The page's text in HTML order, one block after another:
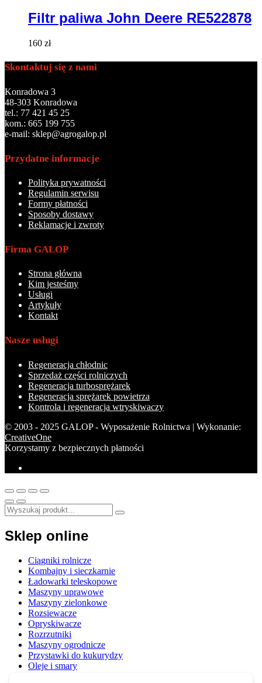
Filtr paliwa John Deere RE522878
160 zł
Skontaktuj się z nami
Konradowa 3
48-303 Konradowa
tel.: 77 421 45 25
kom.: 665 199 755
e-mail: sklep@agrogalop.pl
Przydatne informacje
Polityka prywatności
Regulamin serwisu
Formy płatności
Sposoby dostawy
Reklamacje i zwroty
Firma GALOP
Strona główna
Kim jesteśmy
Usługi
Artykuły
Kontakt
Nasze usługi
Regeneracja chłodnic
Sprzedaż części rolniczych
Regeneracja turbosprężarek
Regeneracja sprężarek powietrza
Kontrola i regeneracja wtryskiwaczy
© 2003 - 2025 GALOP - Wyposażenie Rolnictwa | Wykonanie:
CreativeOne
Korzystamy z bezpiecznych płatności
Sklep online
Ciągniki rolnicze
Kombajny i sieczkarnie
Ładowarki teleskopowe
Maszyny uprawowe
Maszyny zielonkowe
Rozsiewacze
Opryskiwacze
Rozrzutniki
Maszyny ogrodnicze
Przystawki do kukurydzy
Oleje i smary